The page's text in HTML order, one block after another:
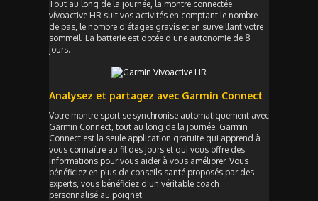
Tout au long de la journée, la montre connectée
vívoactive HR suit vos activités en comptant le nombre
de pas, le nombre d’étages gravis et en surveillant votre
sommeil. La batterie est dotée d’une autonomie de 8
jours.
Analysez et partagez avec Garmin Connect
Votre montre sport se synchronise automatiquement avec
Garmin Connect, tout au long de la journée. Garmin
Connect est la seule application gratuite qui apprend à
vous connaître au fil des jours et qui vous offre des
informations pour vous aider à vous améliorer. Vous
bénéficiez en plus de conseils santé proposés par des
experts, vous bénéficiez d’un véritable coach
personnalisé au poignet.